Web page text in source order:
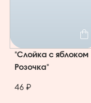
"Слойка с яблоком
Розочка"
46 ₽